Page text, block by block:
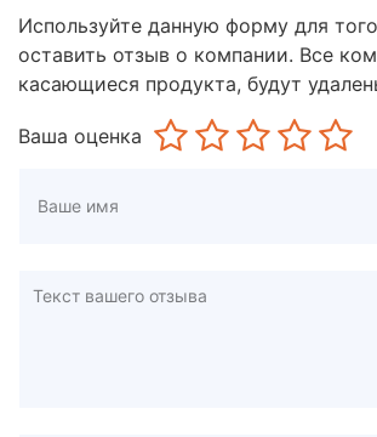
Используйте данную форму для
оставить отзыв о компании. Все
касающиеся продукта, будут
Ваша оценка